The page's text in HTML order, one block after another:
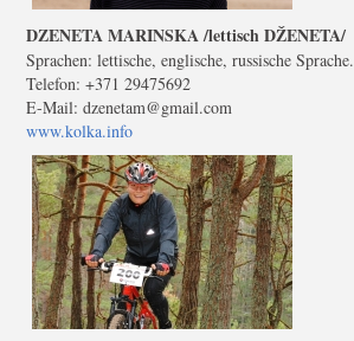
DZENETA MARINSKA /lettisch DŽENETA/
Sprachen: lettische, englische, russische Sprache.
Telefon: +371 29475692
E-Mail: dzenetam@gmail.com
www.kolka.info